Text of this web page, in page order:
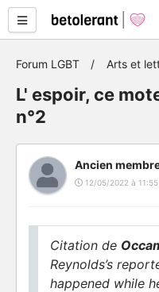
Forum LGBT Arts et
L' espoir, ce
n°2
Ancien
12/05/2022 à 11:55
Citation de
Reynolds’s
happened while